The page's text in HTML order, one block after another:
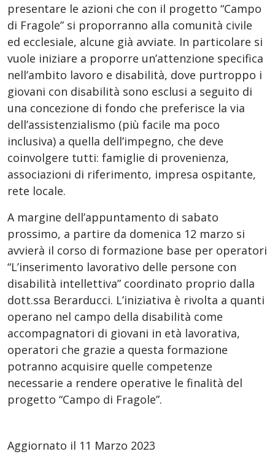
presentare le azioni che con il progetto “Campo
di Fragole” si proporranno alla comunità civile
ed ecclesiale, alcune già avviate. In particolare si
vuole iniziare a proporre un’attenzione specifica
nell’ambito lavoro e disabilità, dove purtroppo i
giovani con disabilità sono esclusi a seguito di
una concezione di fondo che preferisce la via
dell’assistenzialismo (più facile ma poco
inclusiva) a quella dell’impegno, che deve
coinvolgere tutti: famiglie di provenienza,
associazioni di riferimento, impresa ospitante,
rete locale.
A margine dell’appuntamento di sabato
prossimo, a partire da domenica 12 marzo si
avvierà il corso di formazione base per operatori
“L’inserimento lavorativo delle persone con
disabilità intellettiva” coordinato proprio dalla
dott.ssa Berarducci. L’iniziativa è rivolta a quanti
operano nel campo della disabilità come
accompagnatori di giovani in età lavorativa,
operatori che grazie a questa formazione
potranno acquisire quelle competenze
necessarie a rendere operative le finalità del
progetto “Campo di Fragole”.
Aggiornato il 11 Marzo 2023